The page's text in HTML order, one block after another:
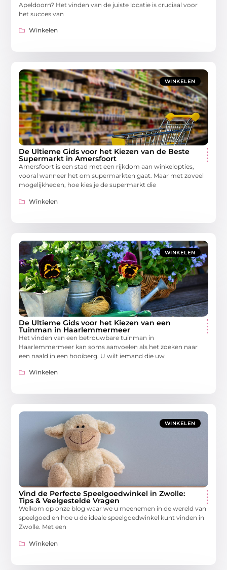
Apeldoorn? Het vinden van de juiste locatie is cruciaal voor
het succes van
Winkelen
WINKELEN
De Ultieme Gids voor het Kiezen van de Beste
Supermarkt in Amersfoort
Amersfoort is een stad met een rijkdom aan winkelopties,
vooral wanneer het om supermarkten gaat. Maar met zoveel
mogelijkheden, hoe kies je de supermarkt die
Winkelen
WINKELEN
De Ultieme Gids voor het Kiezen van een
Tuinman in Haarlemmermeer
Het vinden van een betrouwbare tuinman in
Haarlemmermeer kan soms aanvoelen als het zoeken naar
een naald in een hooiberg. U wilt iemand die uw
Winkelen
WINKELEN
Vind de Perfecte Speelgoedwinkel in Zwolle:
Tips & Veelgestelde Vragen
Welkom op onze blog waar we u meenemen in de wereld van
speelgoed en hoe u de ideale speelgoedwinkel kunt vinden in
Zwolle. Met een
Winkelen